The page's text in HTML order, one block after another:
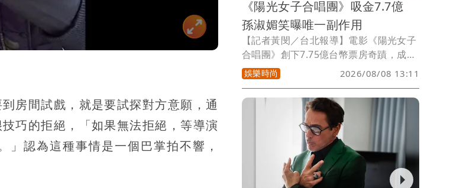
房間試戲，就是要試探對方意願，通
巧的拒絕，「如果無法拒絕，等導演
認為這種事情是一個巴掌拍不響，
《陽光女子合唱團》吸金7.7億
孫淑媚笑曝唯一副作用
【記者黃閔／台北報導】電影《陽光女子
合唱團》創下7.75億台幣票房奇蹟，成為
台灣影史最賣座國片，片中三位主演苗可
麗、孫淑媚、安心亞接受MyVideo獨家專
訪時一致認為，真正打動觀眾的是每個人
在電影裡都看見了自己的故事。
娛樂時尚 2026/08/08 13:11